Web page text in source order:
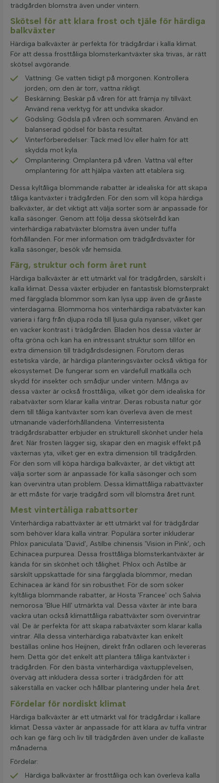
trädgården blomstra även under vintern.
Skötsel för att klara frost och tjäle för härdiga
balkväxter
Härdiga balkväxter är perfekta för trädgårdar i kalla klimat.
För att dessa frosttåliga blomsterkantväxter ska trivas, är rätt
skötsel avgörande.
Vattning: Ge vatten tidigt på morgonen. Kontrollera
jorden; om den är torr, vattna rikligt.
Beskärning: Beskär på våren för att främja ny tillväxt.
Använd rena verktyg för att undvika skador.
Gödsling: Gödsla på våren och sommaren. Använd en
balanserad gödsel för bästa resultat.
Vinterförberedelser: Täck med löv eller halm för att
skydda mot kyla.
Omplantering: Omplantera på våren. Vattna väl efter
omplantering för att hjälpa växten att etablera sig.
Dessa kyltåliga blommande rabatter är idealiska för att skapa
tåliga kantväxter i trädgården. För den som vill köpa härdiga
balkväxter, är det viktigt att välja sorter som är anpassade för
kalla säsonger. Genom att följa dessa skötselråd kan
vinterhärdiga rabatväxter blomstra även under tuffa
förhållanden. För mer information om trädgårdsväxter för
kalla säsonger, besök vår hemsida.
Färg, struktur och form året runt
Härdiga balkväxter är ett utmärkt val för trädgården, särskilt i
kalla klimat. Dessa växter erbjuder en fantastisk blomsterprakt
med färgglada blommor som kan lysa upp även de gråaste
vinterdagarna. Blommorna hos vinterhärdiga rabatväxter kan
variera i färg från djupa röda till ljusa gula nyanser, vilket ger
en vacker kontrast i trädgården. Bladen hos dessa växter är
ofta gröna och kan ha en intressant struktur som tillför en
extra dimension till trädgårdsdesignen. Förutom deras
estetiska värde, är härdiga planteringsväxter också viktiga för
ekosystemet. De fungerar som en värdefull matkälla och
skydd för insekter och smådjur under vintern. Många av
dessa växter är också frosttåliga, vilket gör dem idealiska för
rabatväxter som klarar kalla vintrar. Deras robusta natur gör
dem till tåliga kantväxter som kan överleva även de mest
utmanande väderförhållandena. Vinterresistenta
trädgårdsrabatter erbjuder en strukturell skönhet under hela
året. När frosten lägger sig, skapar den en magisk effekt på
växternas yta, vilket ger en extra dimension till trädgården.
För den som vill köpa härdiga balkväxter, är det viktigt att
välja sorter som är anpassade för kalla säsonger och som
kan övervintra utan problem. Dessa klimattåliga rabattväxter
är ett måste för varje trädgård som vill blomstra året runt.
Mest vintertåliga rabattsorter
Vinterhärdiga rabattväxter är ett utmärkt val för trädgårdar
som behöver klara kalla vintrar. Populära sorter inkluderar
Phlox paniculata 'David', Astilbe chinensis 'Vision in Pink', och
Echinacea purpurea. Dessa frosttåliga blomsterkantväxter är
kända för sin skönhet och tålighet. Phlox och Astilbe är
särskilt uppskattade för sina färgglada blommor, medan
Echinacea är känd för sin robusthet. För de som söker
kyltåliga blommande rabatter, är Hosta 'Francee' och Salvia
nemorosa 'Blue Hill' utmärkta val. Dessa växter är inte bara
vackra utan också klimattåliga rabattväxter som övervintrar
väl. De är perfekta för att skapa rabatväxter som klarar kalla
vintrar. Alla dessa vinterhärdiga rabatväxter kan enkelt
beställas online hos Heijnen, direkt från odlaren och levereras
hem. Detta gör det enkelt att plantera tåliga kantväxter i
trädgården. För den bästa vinterhärdiga växtupplevelsen,
överväg att inkludera dessa sorter i trädgården för att
säkerställa en vacker och hållbar plantering under hela året.
Fördelar för nordiskt klimat
Härdiga balkväxter är ett utmärkt val för trädgårdar i kallare
klimat. Dessa växter är anpassade för att klara av tuffa vintrar
och kan ge färg och liv till trädgården även under de kallaste
månaderna.
Fördelar:
Härdiga balkväxter är frosttåliga och kan överleva kalla